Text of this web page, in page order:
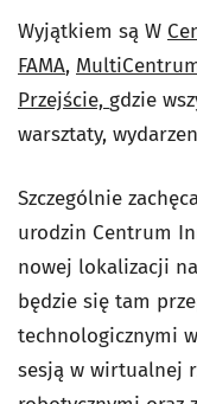
Wyjątkiem są W
FAMA,
Przejście, gdzie
warsztaty,
Szczególnie
urodzin Centrum
nowej lokalizacji
będzie się tam
technologicznymi
sesją w wirtualnej